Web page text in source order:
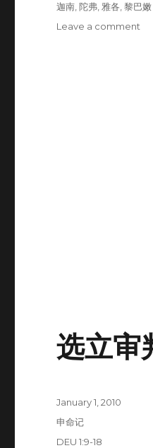
迦南 ,陀弗 雅各 ,黎巴嫩
Leave a comment
选立审
Posted
on
January 1, 2010
Categories
申命记
Tags
DEU 1:9-18